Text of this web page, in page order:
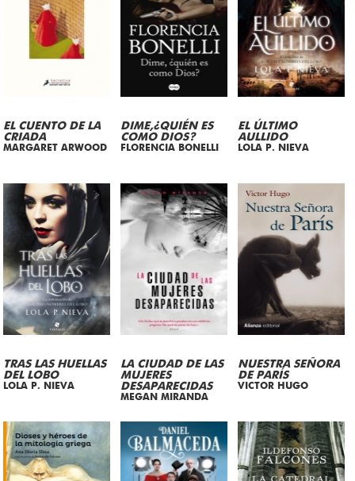
EL CUENTO DE LA
CRIADA
MARGARET ARWOOD
DIME,¿QUIÉN ES
COMO DIOS?
FLORENCIA BONELLI
EL ÚLTIMO
AULLIDO
LOLA P. NIEVA
TRAS LAS HUELLAS
DEL LOBO
LOLA P. NIEVA
LA CIUDAD DE LAS
MUJERES
DESAPARECIDAS
MEGAN MIRANDA
NUESTRA SEÑORA
DE PARÍS
VICTOR HUGO